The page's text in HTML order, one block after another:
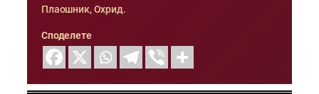
Плаошник, Охрид.
Споделете